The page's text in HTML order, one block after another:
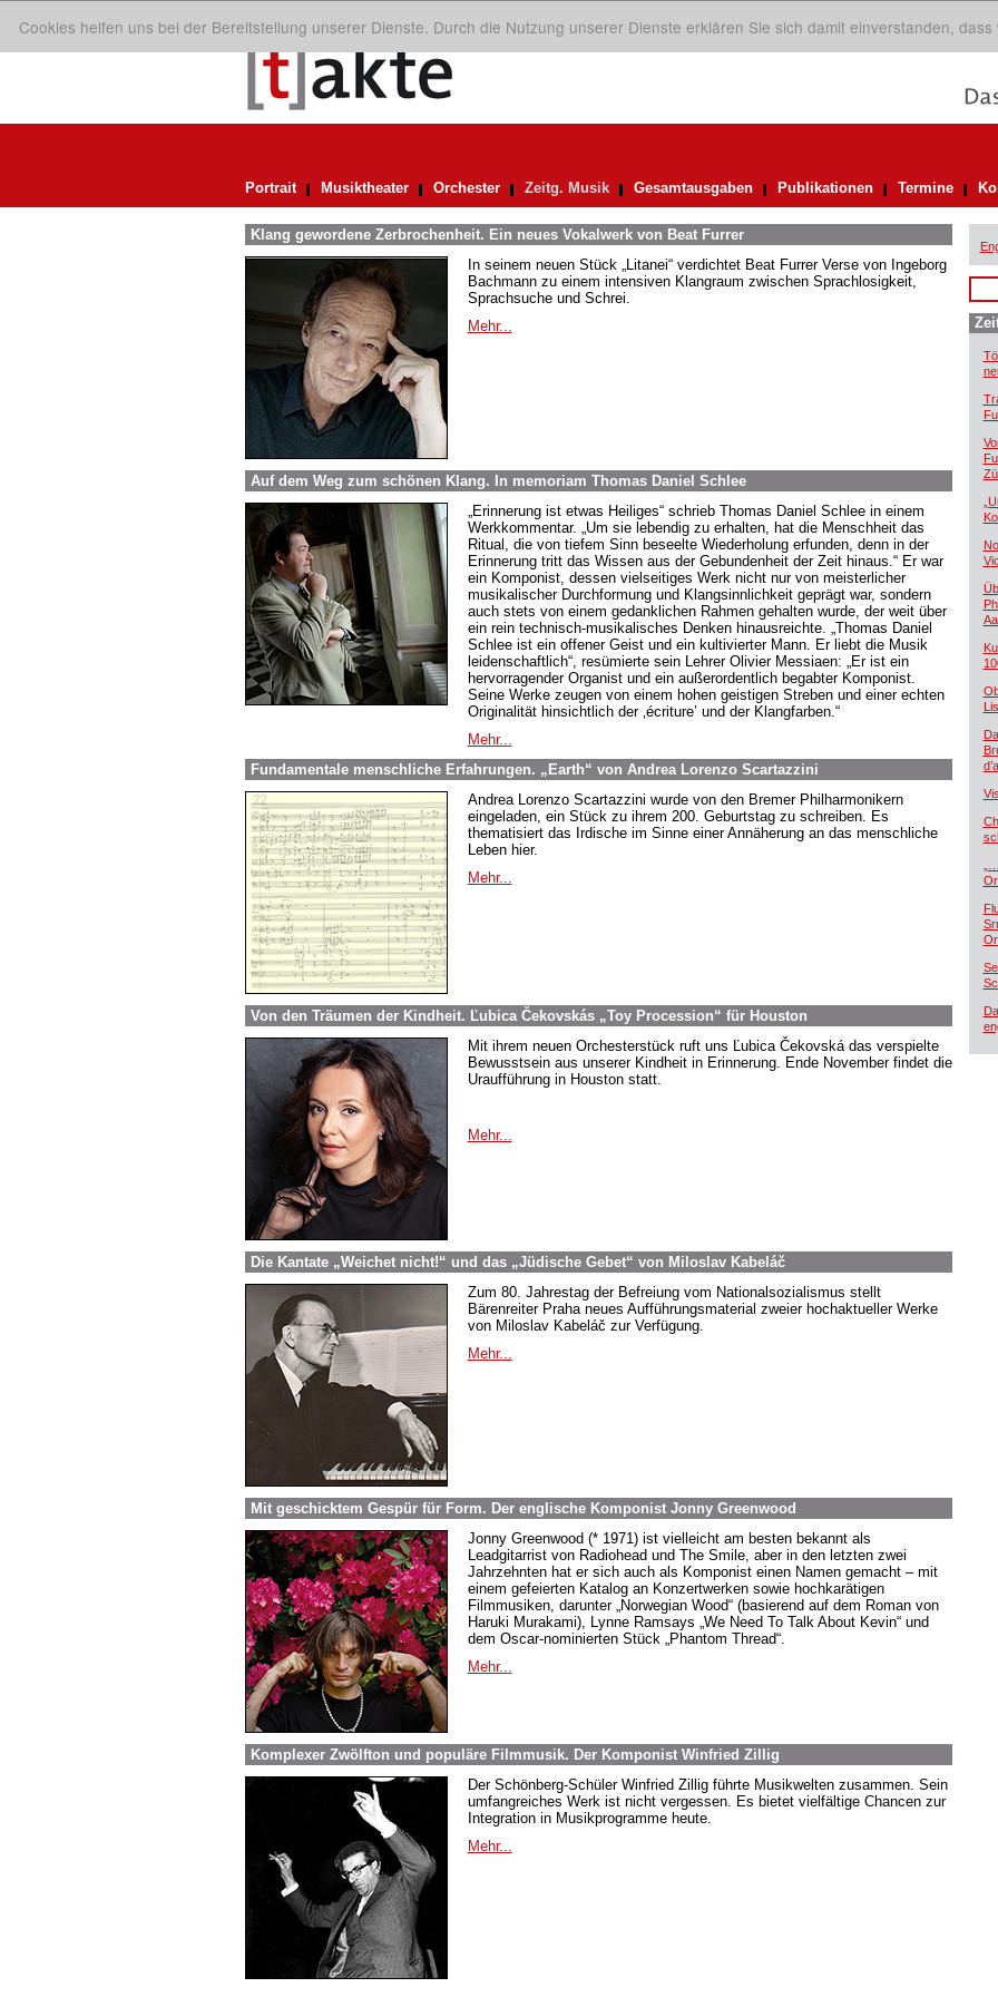
Cookies helfen uns bei der Bereitstellung unserer Dienste. Durch die Nutzung unserer Dienste erklären Sie sich damit einverstanden, dass
Portrait Musiktheater Orchester Zeitg. Musik Gesamtausgaben Publikationen Termine
Klang gewordene Zerbrochenheit. Ein neues Vokalwerk von Beat Furrer
In seinem neuen Stück „Litanei“ verdichtet Beat Furrer Verse von Ingeborg
Bachmann zu einem intensiven Klangraum zwischen Sprachlosigkeit,
Sprachsuche und Schrei.
Mehr...
Auf dem Weg zum schönen Klang. In memoriam Thomas Daniel Schlee
„Erinnerung ist etwas Heiliges“ schrieb Thomas Daniel Schlee in einem
Werkkommentar. „Um sie lebendig zu erhalten, hat die Menschheit das
Ritual, die von tiefem Sinn beseelte Wiederholung erfunden, denn in der
Erinnerung tritt das Wissen aus der Gebundenheit der Zeit hinaus.“ Er war
ein Komponist, dessen vielseitiges Werk nicht nur von meisterlicher
musikalischer Durchformung und Klangsinnlichkeit geprägt war, sondern
auch stets von einem gedanklichen Rahmen gehalten wurde, der weit über
ein rein technisch-musikalisches Denken hinausreichte. „Thomas Daniel
Schlee ist ein offener Geist und ein kultivierter Mann. Er liebt die Musik
leidenschaftlich“, resümierte sein Lehrer Olivier Messiaen: „Er ist ein
hervorragender Organist und ein außerordentlich begabter Komponist.
Seine Werke zeugen von einem hohen geistigen Streben und einer echten
Originalität hinsichtlich der ‚écriture’ und der Klangfarben.“
Mehr...
Fundamentale menschliche Erfahrungen. „Earth“ von Andrea Lorenzo Scartazzini
Andrea Lorenzo Scartazzini wurde von den Bremer Philharmonikern
eingeladen, ein Stück zu ihrem 200. Geburtstag zu schreiben. Es
thematisiert das Irdische im Sinne einer Annäherung an das menschliche
Leben hier.
Mehr...
Von den Träumen der Kindheit. Ľubica Čekovskás „Toy Procession“ für Houston
Mit ihrem neuen Orchesterstück ruft uns Ľubica Čekovská das verspielte
Bewusstsein aus unserer Kindheit in Erinnerung. Ende November findet die
Uraufführung in Houston statt.
Mehr...
Die Kantate „Weichet nicht!“ und das „Jüdische Gebet“ von Miloslav Kabeláč
Zum 80. Jahrestag der Befreiung vom Nationalsozialismus stellt
Bärenreiter Praha neues Aufführungsmaterial zweier hochaktueller Werke
von Miloslav Kabeláč zur Verfügung.
Mehr...
Mit geschicktem Gespür für Form. Der englische Komponist Jonny Greenwood
Jonny Greenwood (* 1971) ist vielleicht am besten bekannt als
Leadgitarrist von Radiohead und The Smile, aber in den letzten zwei
Jahrzehnten hat er sich auch als Komponist einen Namen gemacht – mit
einem gefeierten Katalog an Konzertwerken sowie hochkarätigen
Filmmusiken, darunter „Norwegian Wood“ (basierend auf dem Roman von
Haruki Murakami), Lynne Ramsays „We Need To Talk About Kevin“ und
dem Oscar-nominierten Stück „Phantom Thread“.
Mehr...
Komplexer Zwölfton und populäre Filmmusik. Der Komponist Winfried Zillig
Der Schönberg-Schüler Winfried Zillig führte Musikwelten zusammen. Sein
umfangreiches Werk ist nicht vergessen. Es bietet vielfältige Chancen zur
Integration in Musikprogramme heute.
Mehr...